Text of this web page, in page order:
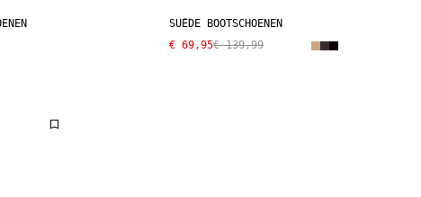
SUÈDE BOOTSCHOENEN
€ 69,95€ 139,99